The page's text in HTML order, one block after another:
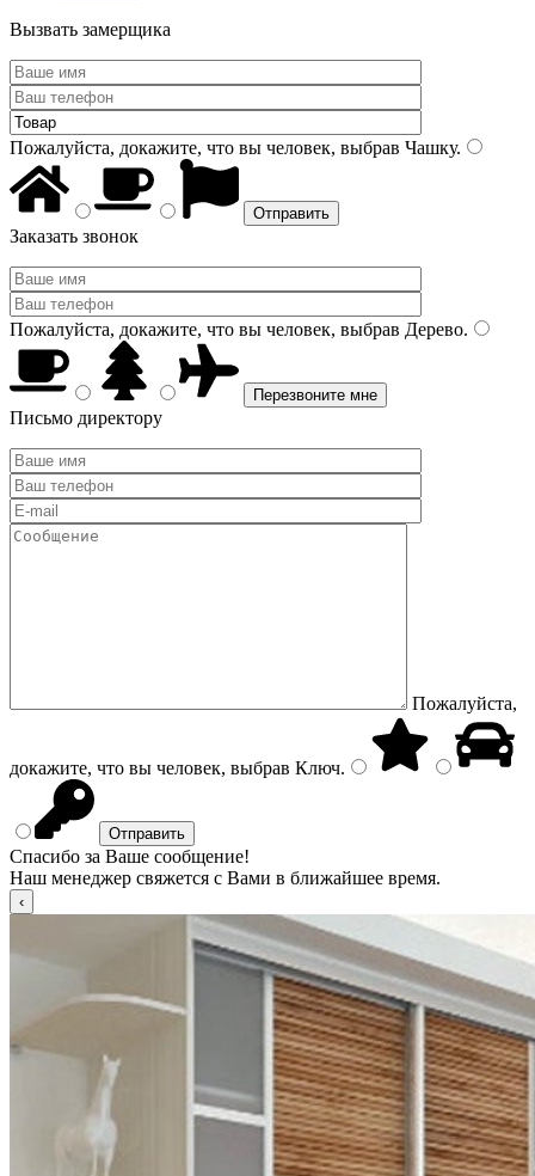
Вызвать замерщика
Пожалуйста, докажите, что вы человек, выбрав Чашку.
Заказать звонок
Пожалуйста, докажите, что вы человек, выбрав Дерево.
Письмо директору
Пожалуйста,
докажите, что вы человек, выбрав Ключ.
Спасибо за Ваше сообщение!
Наш менеджер свяжется с Вами в ближайшее время.